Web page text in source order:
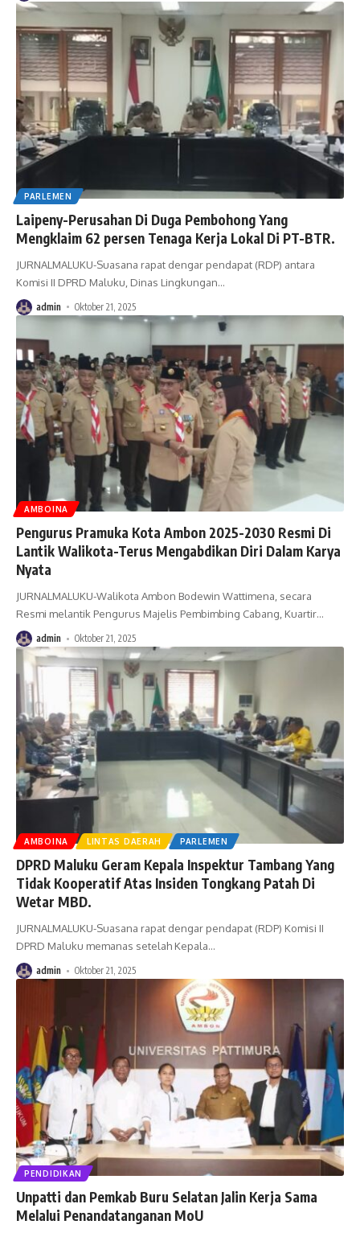
PARLEMEN
Laipeny-Perusahan Di Duga Pembohong Yang
Mengklaim 62 persen Tenaga Kerja Lokal Di PT-BTR.
JURNALMALUKU-Suasana rapat dengar pendapat (RDP) antara
Komisi II DPRD Maluku, Dinas Lingkungan…
admin Oktober 21, 2025
AMBOINA
Pengurus Pramuka Kota Ambon 2025-2030 Resmi Di
Lantik Walikota-Terus Mengabdikan Diri Dalam Karya
Nyata
JURNALMALUKU-Walikota Ambon Bodewin Wattimena, secara
Resmi melantik Pengurus Majelis Pembimbing Cabang, Kuartir…
admin Oktober 21, 2025
AMBOINA LINTAS DAERAH PARLEMEN
DPRD Maluku Geram Kepala Inspektur Tambang Yang
Tidak Kooperatif Atas Insiden Tongkang Patah Di
Wetar MBD.
JURNALMALUKU-Suasana rapat dengar pendapat (RDP) Komisi II
DPRD Maluku memanas setelah Kepala…
admin Oktober 21, 2025
PENDIDIKAN
Unpatti dan Pemkab Buru Selatan Jalin Kerja Sama
Melalui Penandatanganan MoU